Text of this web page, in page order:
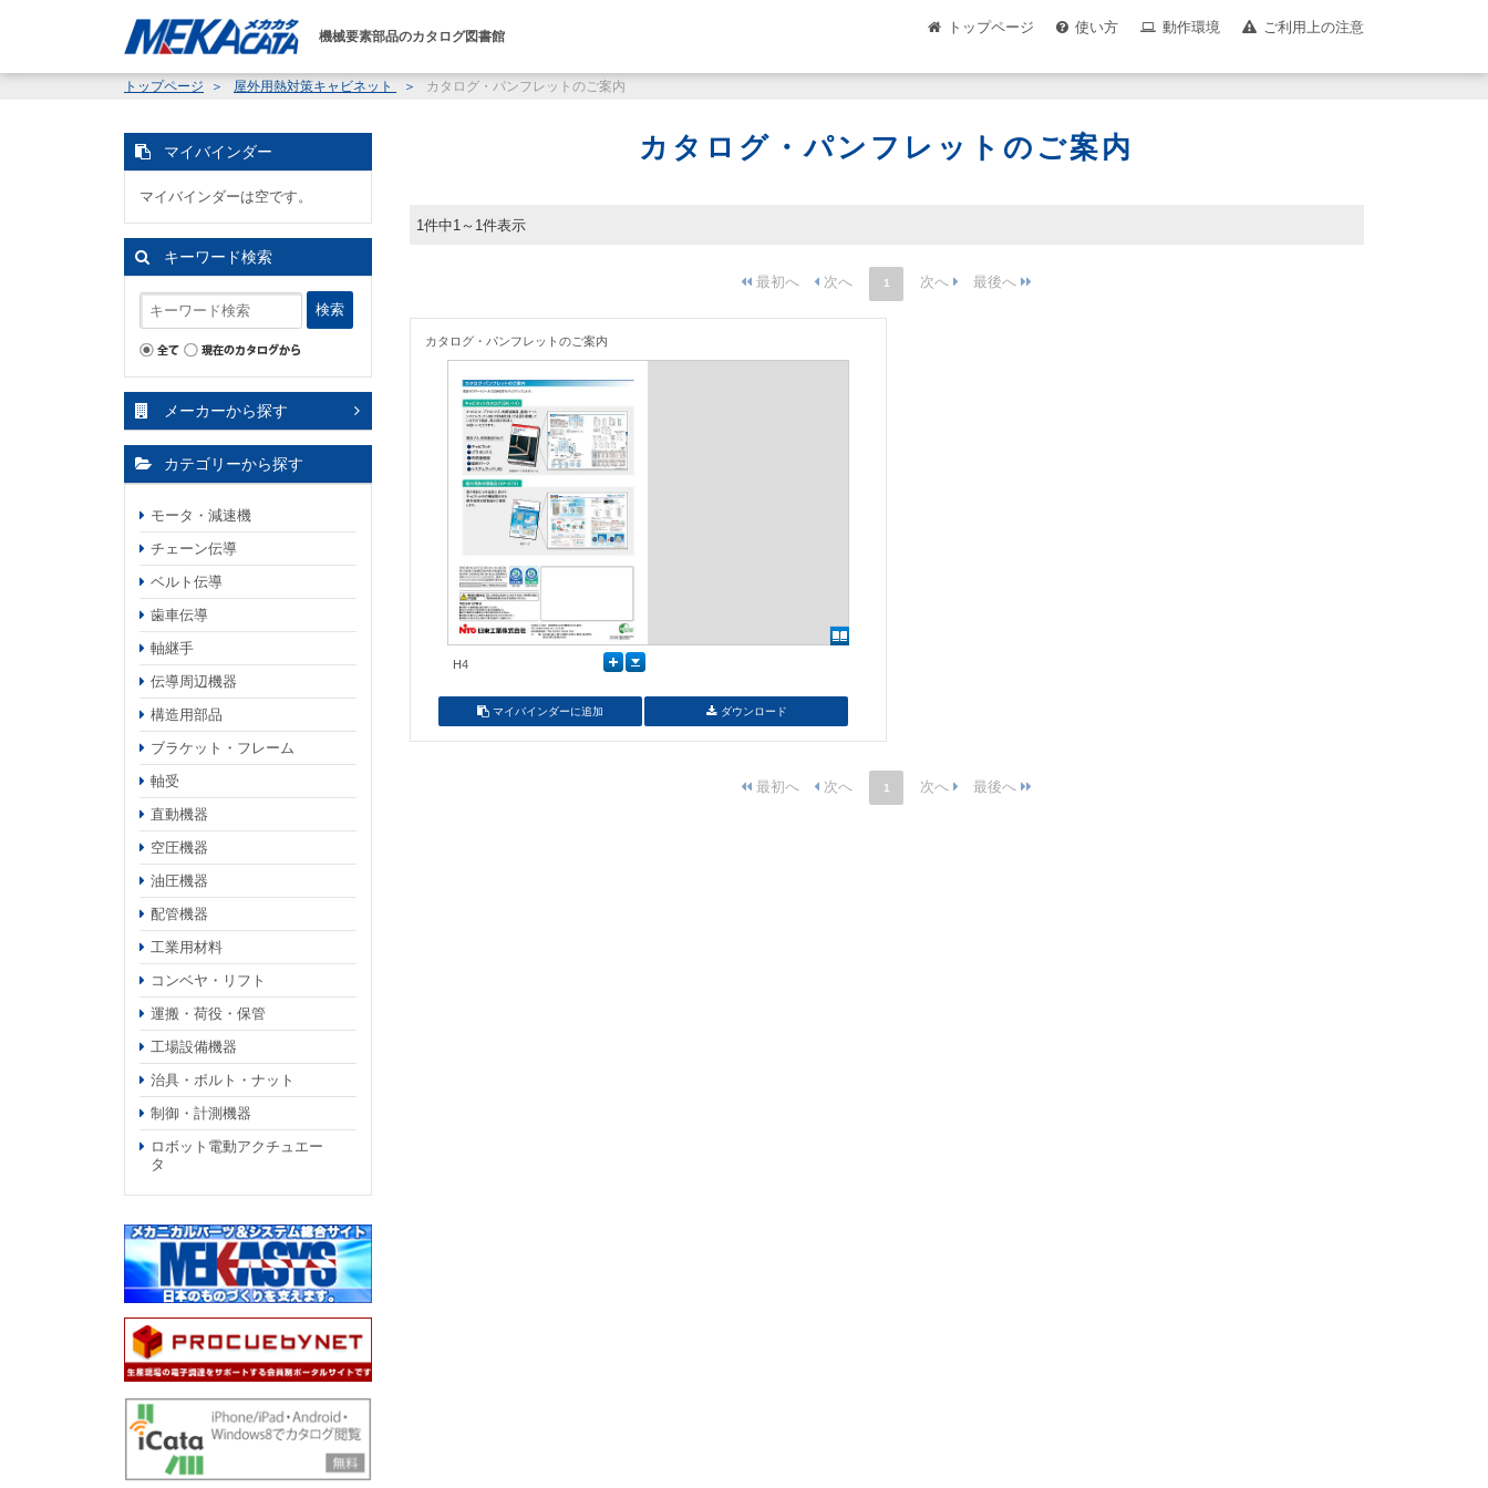
機械要素部品のカタログ図書館
トップページ 使い方 動作環境 ご利用上の注意
トップページ 屋外用熱対策キャビネット カタログ・パンフレットのご案内
カタログ・パンフレットのご案内
1件中1～1件表示
1
カタログ・パンフレットのご案内
H4
マイバインダーに追加 ダウンロード
1
マイバインダー
マイバインダーは空です。
キーワード検索
検索
メーカーから探す
カテゴリーから探す
モータ・減速機
チェーン伝導
ベルト伝導
歯車伝導
軸継手
伝導周辺機器
構造用部品
ブラケット・フレーム
軸受
直動機器
空圧機器
油圧機器
配管機器
工業用材料
コンベヤ・リフト
運搬・荷役・保管
工場設備機器
治具・ボルト・ナット
制御・計測機器
ロボット電動アクチュエー
タ